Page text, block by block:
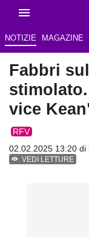
NOTIZIE MAGAZINE
Fabbri
vice
RFV
02.02.2025 13:20 di
VEDI LETTURE